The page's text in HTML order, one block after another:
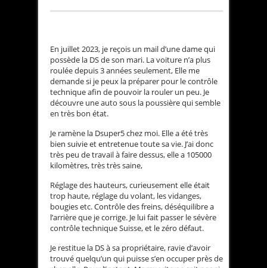
En juillet 2023, je reçois un mail d’une dame qui
possède la DS de son mari. La voiture n’a plus
roulée depuis 3 années seulement, Elle me
demande si je peux la préparer pour le contrôle
technique afin de pouvoir la rouler un peu. Je
découvre une auto sous la poussière qui semble
en très bon état.
Je ramène la Dsuper5 chez moi. Elle a été très
bien suivie et entretenue toute sa vie. J’ai donc
très peu de travail à faire dessus, elle a 105000
kilomètres, très très saine,
Réglage des hauteurs, curieusement elle était
trop haute, réglage du volant, les vidanges,
bougies etc. Contrôle des freins, déséquilibre a
l’arrière que je corrige. Je lui fait passer le sévère
contrôle technique Suisse, et le zéro défaut.
Je restitue la DS à sa propriétaire, ravie d’avoir
trouvé quelqu’un qui puisse s’en occuper près de